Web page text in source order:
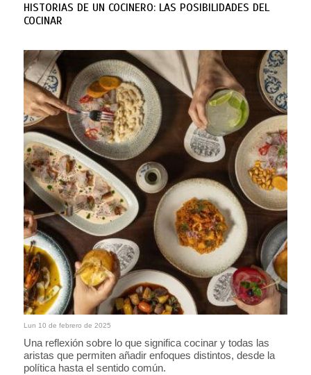
HISTORIAS DE UN COCINERO: LAS POSIBILIDADES DEL
COCINAR
Por: Heine Herold
Lun 10 de febrero de 2025
Una reflexión sobre lo que significa cocinar y todas las
aristas que permiten añadir enfoques distintos, desde la
política hasta el sentido común.